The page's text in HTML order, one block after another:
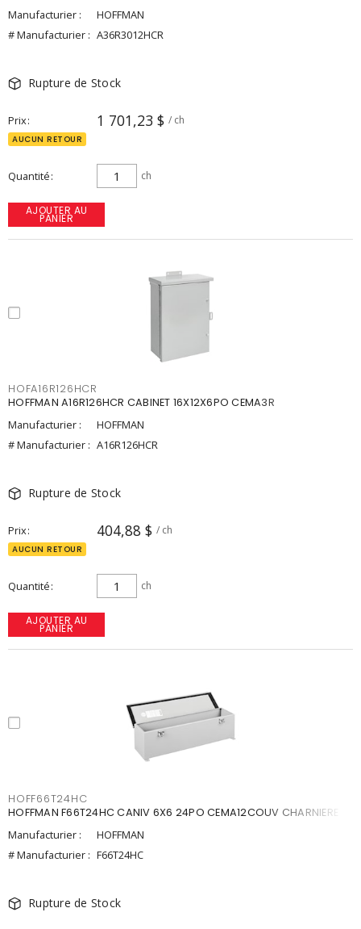
Manufacturier :
HOFFMAN
# Manufacturier : A36R3012HCR
Rupture de Stock
Prix 1 701,23 $ / ch
AUCUN RETOUR
Quantité ch
AJOUTER AU
PANIER
HOFA16R126HCR
HOFFMAN A16R126HCR CABINET 16X12X6PO CEMA3R
Manufacturier :
HOFFMAN
# Manufacturier : A16R126HCR
Rupture de Stock
Prix 404,88 $ / ch
AUCUN RETOUR
Quantité ch
AJOUTER AU
PANIER
HOFF66T24HC
HOFFMAN F66T24HC CANIV 6X6 24PO CEMA12COUV CHARNIERE
Manufacturier :
HOFFMAN
# Manufacturier : F66T24HC
Rupture de Stock